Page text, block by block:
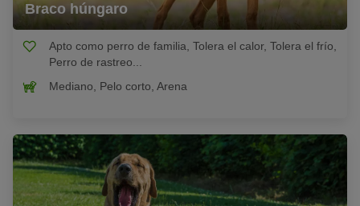
Braco húngaro
Apto como perro de familia, Tolera el calor, Tolera el frío,
Perro de rastreo...
Mediano, Pelo corto, Arena